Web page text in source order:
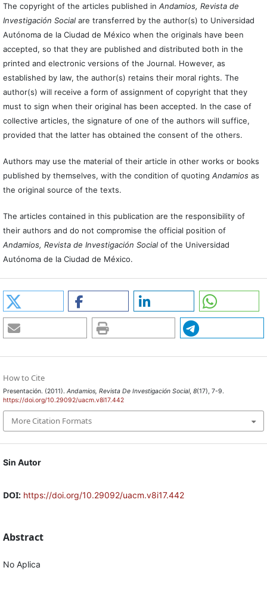
Sin Autor
DOI: https://doi.org/10.29092/uacm.v8i17.442
Abstract
No Aplica
The copyright of the articles published in Andamios, Revista de
Investigación Socialare transferred by the author(s) to Universidad
Autónoma de la Ciudad de México when the originals have been
accepted, so that they are published and distributed both in the
printed and electronic versions of the Journal. However, as
established by law, the author(s) retains their moral rights. The
author(s) will receive a form of assignment of copyright that they
must to sign when their original has been accepted. In the case of
collective articles, the signature of one of the authors will suffice,
provided that the latter has obtained the consent of the others.
Authors may use the material of their article in other works or books
published by themselves, with the condition of quoting Andamiosas
the original source of the texts.
The articles contained in this publication are the responsibility of
their authors and do not compromise the official position of
Andamios, Revista de Investigación Social of the Universidad
Autónoma de la Ciudad de México.
How to Cite
Presentación. (2011). Andamios, Revista De Investigación Social, 8(17), 7-9.
https://doi.org/10.29092/uacm.v8i17.442
More Citation Formats